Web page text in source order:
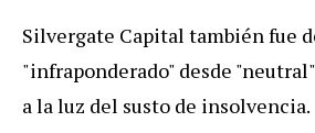
Silvergate Capital también fue
"infraponderado" desde
a la luz del susto de insolvencia.